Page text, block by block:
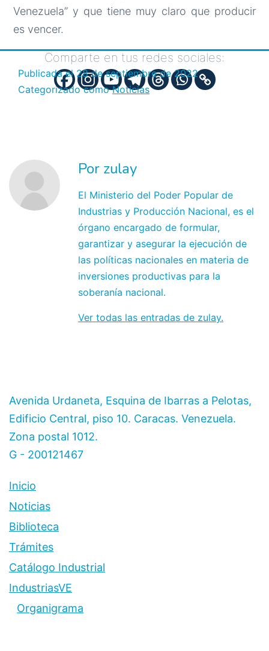
Venezuela” y que tiene muy claro que producir
es vencer.
Comparte en tus redes sociales:
Publicada el 28 de septiembre de 2022
Categorizado comoNoticias
Por zulay
El Ministerio del Poder Popular de
Industrias y Producción Nacional, es el
órgano encargado de formular,
garantizar y asegurar la ejecución de
las políticas nacionales en materia de
inversiones productivas para la
soberanía nacional.
Ver todas las entradas de zulay.
Avenida Urdaneta, Esquina de Ibarras a Pelotas,
Edificio Central, piso 10. Caracas. Venezuela.
Zona postal 1012.
G - 200121467
Inicio
Noticias
Biblioteca
Trámites
Catálogo Industrial
IndustriasVE
Organigrama